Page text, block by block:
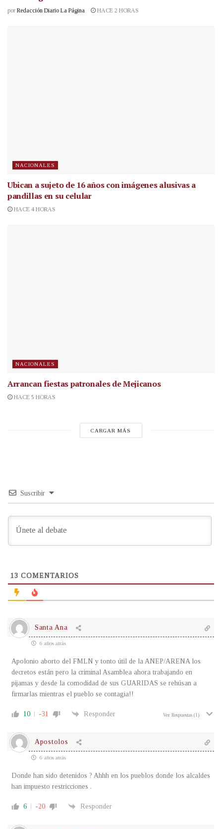
por Redacción Diario La Página HACE 2 HORAS
NACIONALES
Ubican a sujeto de 16 años con imágenes alusivas a
pandillas en su celular
HACE 4 HORAS
NACIONALES
Arrancan fiestas patronales de Mejicanos
HACE 5 HORAS
CARGAR MÁS
Suscribir
13 COMENTARIOS
Santa Ana
6 años atrás
Apolonio aborto del FMLN y tonto útil de la ANEP/ARENA los
decretos están pero la criminal Asamblea ahora trabajando en
pijamas y desde la comodidad de sus GUARIDAS se rehúsan a
firmarlas mientras el pueblo se contagia!!
10 -31 Responder Ver Respuestas (1)
Apostolos
6 años atrás
Donde han sido detenidos ? Ahhh en los pueblos donde los alcaldes
han impuesto restricciones .
6 -20 Responder